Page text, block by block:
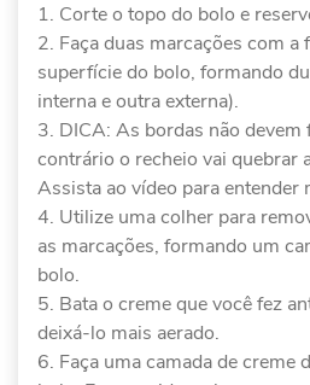
Corte o topo do bolo e
Faça duas marcações com a
superfície do bolo, formando
interna e outra externa).
DICA: As bordas não devem
contrário o recheio vai quebrar
Assista ao vídeo para entender
Utilize uma colher para
as marcações, formando um
bolo.
Bata o creme que você fez
deixá-lo mais aerado.
Faça uma camada de creme